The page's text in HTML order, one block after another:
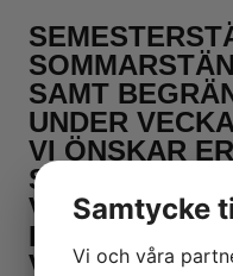
SAMT
UNDER
VI ÖNSKAR
SOMMAR.
VID AKUTA
DENNA
VÄNLIGEN
Samtycke
Vi och våra